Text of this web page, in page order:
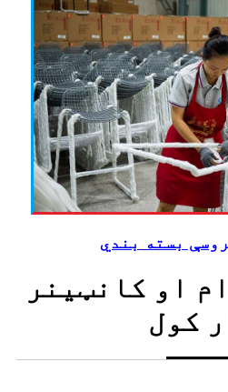
بسته بندي
او کانټینر
کول